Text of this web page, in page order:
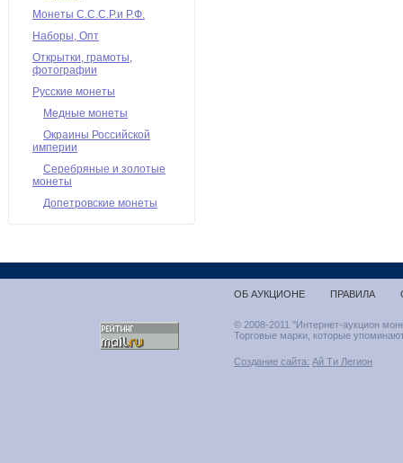
Монеты С.С.С.Р.и Р.Ф.
Наборы, Опт
Открытки, грамоты,
фотографии
Русские монеты
Медные монеты
Окраины Российской
империи
Серебряные и золотые
монеты
Допетровские монеты
ОБ АУКЦИОНЕ ПРАВИЛА
© 2008-2011 "Интернет-аукцион
Торговые марки, которые
Создание сайта: Ай Ти Легион